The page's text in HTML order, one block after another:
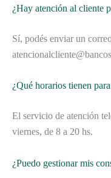
¿Hay atención al cliente
Sí, podés enviar un
¿Qué horarios tienen
El servicio de atención
viernes, de 8 a 20 hs.
¿Puedo gestionar mis